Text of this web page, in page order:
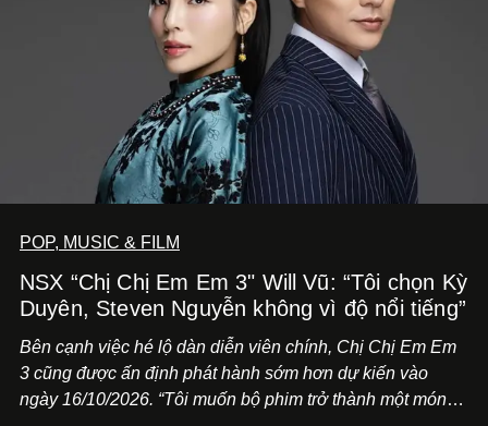
POP, MUSIC & FILM
NSX “Chị Chị Em Em 3" Will Vũ: “Tôi chọn Kỳ
Duyên, Steven Nguyễn không vì độ nổi tiếng”
Bên cạnh việc hé lộ dàn diễn viên chính, Chị Chị Em Em
3 cũng được ấn định phát hành sớm hơn dự kiến vào
ngày 16/10/2026. “Tôi muốn bộ phim trở thành một món